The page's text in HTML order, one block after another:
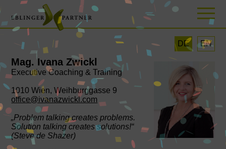
EN
DE
Mag. Ivana Zwickl
Executive Coaching & Training
1010 Wien, Weihburggasse 9
office@ivanazwickl.com
„Problem talking creates problems.
Solution talking creates solutions!“
(Steve de Shazer)